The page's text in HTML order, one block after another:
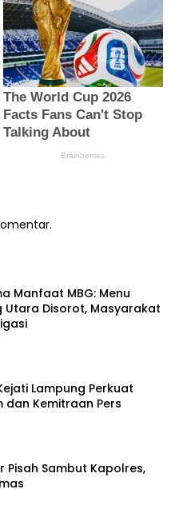
Manfaat MBG: Menu
Utara Disorot, Masyarakat
Lampung Perkuat
dan Kemitraan Pers
Pisah Sambut Kapolres,